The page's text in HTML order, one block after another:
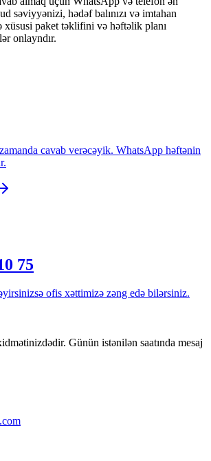
səviyyənizi, hədəf balınızı və imtahan
paket təklifini və həftəlik planı
onlayndır.
cavab verəcəyik. WhatsApp həftənin
75
ofis xəttimizə zəng edə bilərsiniz.
Günün istənilən saatında mesaj